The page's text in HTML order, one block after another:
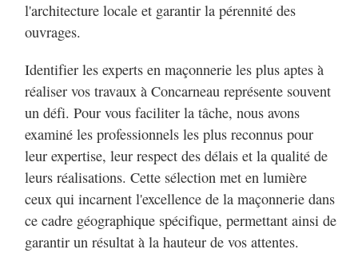
l'architecture locale et garantir la pérennité des
ouvrages.
Identifier les experts en maçonnerie les plus aptes à
réaliser vos travaux à Concarneau représente souvent
un défi. Pour vous faciliter la tâche, nous avons
examiné les professionnels les plus reconnus pour
leur expertise, leur respect des délais et la qualité de
leurs réalisations. Cette sélection met en lumière
ceux qui incarnent l'excellence de la maçonnerie dans
ce cadre géographique spécifique, permettant ainsi de
garantir un résultat à la hauteur de vos attentes.